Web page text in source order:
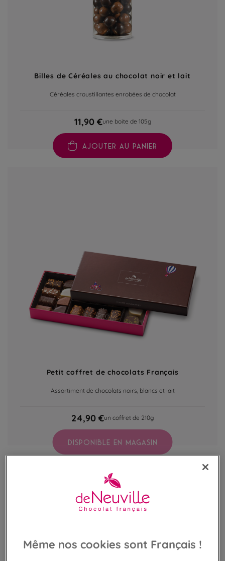
Billes de Céréales au chocolat noir et lait
Céréales croustillantes enrobées de chocolat
11,90 €une boite de 105g
AJOUTER AU PANIER
Petit coffret de chocolats Français
Assortiment de chocolats noirs, blancs et lait
24,90 €un coffret de 210g
DISPONIBLE EN MAGASIN
Même nos cookies sont Français !